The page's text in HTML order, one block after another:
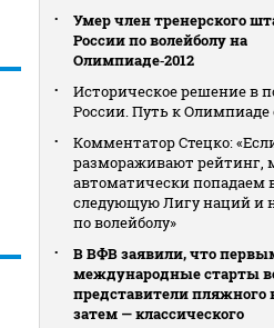
Умер член тренерского
России по волейболу на
Олимпиаде‑2012
Историческое решение в
России. Путь к Олимпиаде
Комментатор Стецко:
размораживают рейтинг,
автоматически попадаем
следующую Лигу наций и
по волейболу»
В ВФВ заявили, что
международные старты
представители пляжного
затем — классического